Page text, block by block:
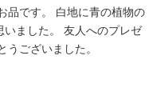
品です。 白地に青の植物の
ました。 友人へのプレゼ
うございました。